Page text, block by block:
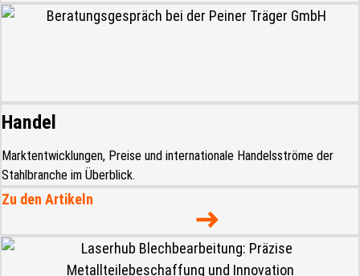
Handel
Marktentwicklungen, Preise und internationale Handelsströme der
Stahlbranche im Überblick.
Zu den Artikeln